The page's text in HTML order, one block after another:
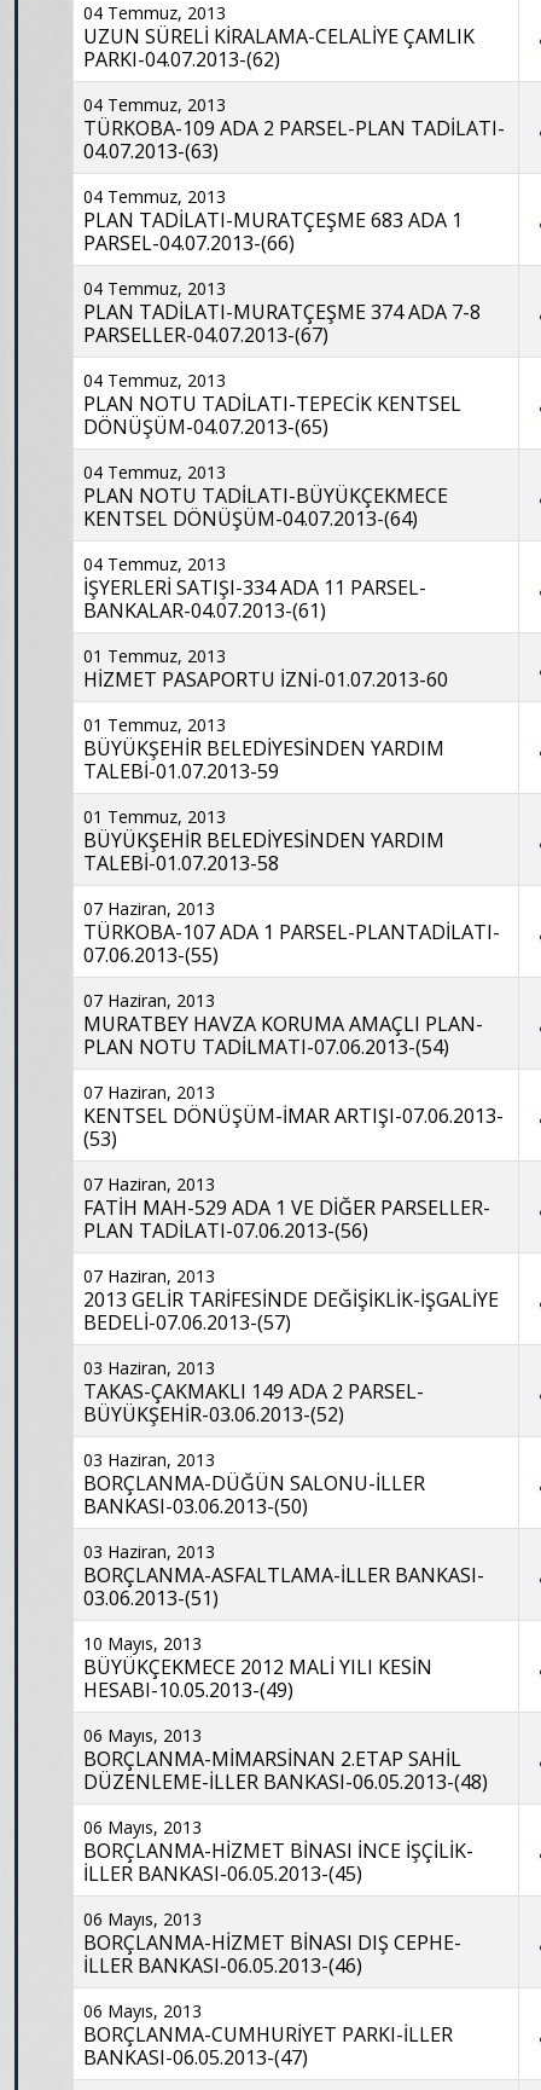
04 Temmuz, 2013
UZUN SÜRELİ KİRALAMA-CELALİYE ÇAMLIK
PARKI-04.07.2013-(62)
04 Temmuz, 2013
TÜRKOBA-109 ADA 2 PARSEL-PLAN TADİLATI-
04.07.2013-(63)
04 Temmuz, 2013
PLAN TADİLATI-MURATÇEŞME 683 ADA 1
PARSEL-04.07.2013-(66)
04 Temmuz, 2013
PLAN TADİLATI-MURATÇEŞME 374 ADA 7-8
PARSELLER-04.07.2013-(67)
04 Temmuz, 2013
PLAN NOTU TADİLATI-TEPECİK KENTSEL
DÖNÜŞÜM-04.07.2013-(65)
04 Temmuz, 2013
PLAN NOTU TADİLATI-BÜYÜKÇEKMECE
KENTSEL DÖNÜŞÜM-04.07.2013-(64)
04 Temmuz, 2013
İŞYERLERİ SATIŞI-334 ADA 11 PARSEL-
BANKALAR-04.07.2013-(61)
01 Temmuz, 2013
HİZMET PASAPORTU İZNİ-01.07.2013-60
01 Temmuz, 2013
BÜYÜKŞEHİR BELEDİYESİNDEN YARDIM
TALEBİ-01.07.2013-59
01 Temmuz, 2013
BÜYÜKŞEHİR BELEDİYESİNDEN YARDIM
TALEBİ-01.07.2013-58
07 Haziran, 2013
TÜRKOBA-107 ADA 1 PARSEL-PLANTADİLATI-
07.06.2013-(55)
07 Haziran, 2013
MURATBEY HAVZA KORUMA AMAÇLI PLAN-
PLAN NOTU TADİLMATI-07.06.2013-(54)
07 Haziran, 2013
KENTSEL DÖNÜŞÜM-İMAR ARTIŞI-07.06.2013-
(53)
07 Haziran, 2013
FATİH MAH-529 ADA 1 VE DİĞER PARSELLER-
PLAN TADİLATI-07.06.2013-(56)
07 Haziran, 2013
2013 GELİR TARİFESİNDE DEĞİŞİKLİK-İŞGALİYE
BEDELİ-07.06.2013-(57)
03 Haziran, 2013
TAKAS-ÇAKMAKLI 149 ADA 2 PARSEL-
BÜYÜKŞEHİR-03.06.2013-(52)
03 Haziran, 2013
BORÇLANMA-DÜĞÜN SALONU-İLLER
BANKASI-03.06.2013-(50)
03 Haziran, 2013
BORÇLANMA-ASFALTLAMA-İLLER BANKASI-
03.06.2013-(51)
10 Mayıs, 2013
BÜYÜKÇEKMECE 2012 MALİ YILI KESİN
HESABI-10.05.2013-(49)
06 Mayıs, 2013
BORÇLANMA-MİMARSİNAN 2.ETAP SAHİL
DÜZENLEME-İLLER BANKASI-06.05.2013-(48)
06 Mayıs, 2013
BORÇLANMA-HİZMET BİNASI İNCE İŞÇİLİK-
İLLER BANKASI-06.05.2013-(45)
06 Mayıs, 2013
BORÇLANMA-HİZMET BİNASI DIŞ CEPHE-
İLLER BANKASI-06.05.2013-(46)
06 Mayıs, 2013
BORÇLANMA-CUMHURİYET PARKI-İLLER
BANKASI-06.05.2013-(47)